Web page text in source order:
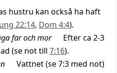
hustru kan också ha haft
22:14, Dom 4:4).
far och morEfter ca 2-3
(se not till 7:16).
Vattnet (se 7:3 med not)